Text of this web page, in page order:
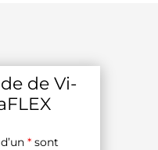
de Vi-
*sont